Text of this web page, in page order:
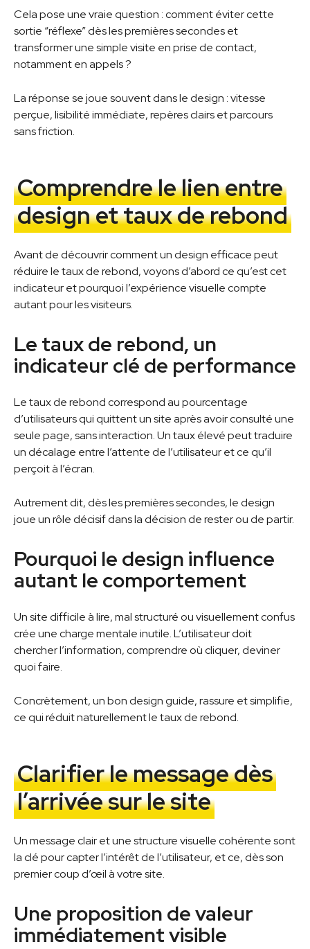
Cela pose une vraie question : comment éviter cette
sortie “réflexe” dès les premières secondes et
transformer une simple visite en prise de contact,
notamment en appels ?
La réponse se joue souvent dans le design : vitesse
perçue, lisibilité immédiate, repères clairs et parcours
sans friction.
Comprendre le lien entre
design et taux de rebond
Avant de découvrir comment un design efficace peut
réduire le taux de rebond, voyons d’abord ce qu’est cet
indicateur et pourquoi l’expérience visuelle compte
autant pour les visiteurs.
Le taux de rebond, un
indicateur clé de performance
Le taux de rebond correspond au pourcentage
d’utilisateurs qui quittent un site après avoir consulté une
seule page, sans interaction. Un taux élevé peut traduire
un décalage entre l’attente de l’utilisateur et ce qu’il
perçoit à l’écran.
Autrement dit, dès les premières secondes, le design
joue un rôle décisif dans la décision de rester ou de partir.
Pourquoi le design influence
autant le comportement
Un site difficile à lire, mal structuré ou visuellement confus
crée une charge mentale inutile. L’utilisateur doit
chercher l’information, comprendre où cliquer, deviner
quoi faire.
Concrètement, un bon design guide, rassure et simplifie,
ce qui réduit naturellement le taux de rebond.
Clarifier le message dès
l’arrivée sur le site
Un message clair et une structure visuelle cohérente sont
la clé pour capter l’intérêt de l’utilisateur, et ce, dès son
premier coup d’œil à votre site.
Une proposition de valeur
immédiatement visible